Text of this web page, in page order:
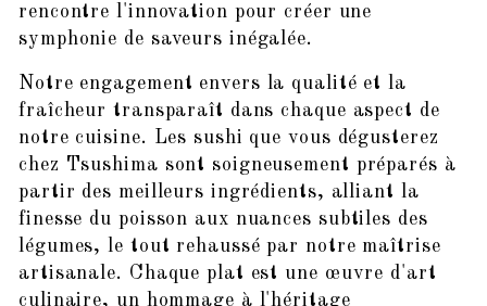
rencontre l'innovation pour créer une
symphonie de saveurs inégalée.
Notre engagement envers la qualité et la
fraîcheur transparaît dans chaque aspect de
notre cuisine. Les sushi que vous dégusterez
chez Tsushima sont soigneusement préparés à
partir des meilleurs ingrédients, alliant la
finesse du poisson aux nuances subtiles des
légumes, le tout rehaussé par notre maîtrise
artisanale. Chaque plat est une œuvre d'art
culinaire, un hommage à l'héritage